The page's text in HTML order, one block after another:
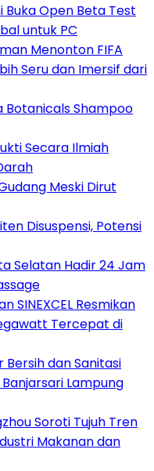
Open Beta Test
untuk PC
Menonton FIFA
Seru dan Imersif dari
Botanicals Shampoo
Secara Ilmiah
Meski Dirut
Disuspensi, Potensi
Selatan Hadir 24 Jam
SINEXCEL Resmikan
Tercepat di
Bersih dan Sanitasi
Lampung
Soroti Tujuh Tren
Makanan dan